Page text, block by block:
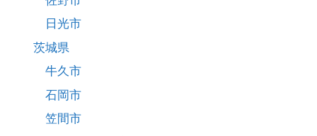
日光市
茨城県
牛久市
石岡市
笠間市